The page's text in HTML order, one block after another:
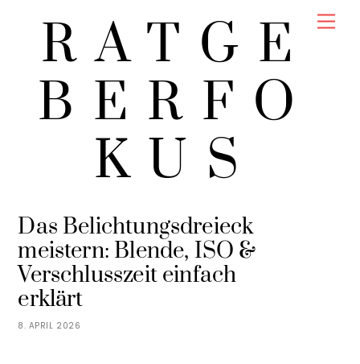
RATGE
BERFO
KUS
8. APRIL 2026
Das Belichtungsdreieck
meistern: Blende, ISO &
Verschlusszeit einfach
erklärt